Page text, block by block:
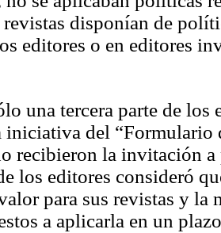
revistas disponían de
editores o en editores
una tercera parte de
iniciativa del
recibieron la invitación a
los editores consideró
para sus revistas y la
a aplicarla en un